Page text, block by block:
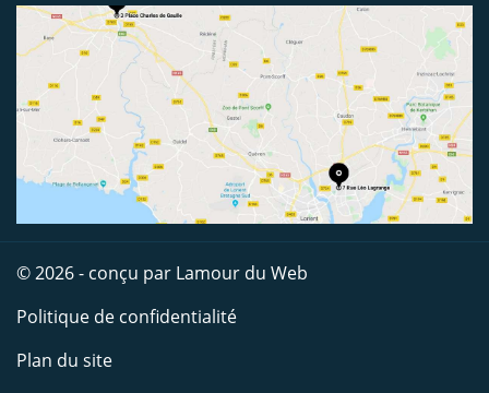
© 2026 - conçu par Lamour du Web
Politique de confidentialité
Plan du site